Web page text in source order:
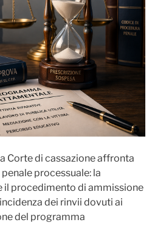
Corte di cassazione affronta
processuale: la
il procedimento di ammissione
dei rinvii dovuti ai
del programma